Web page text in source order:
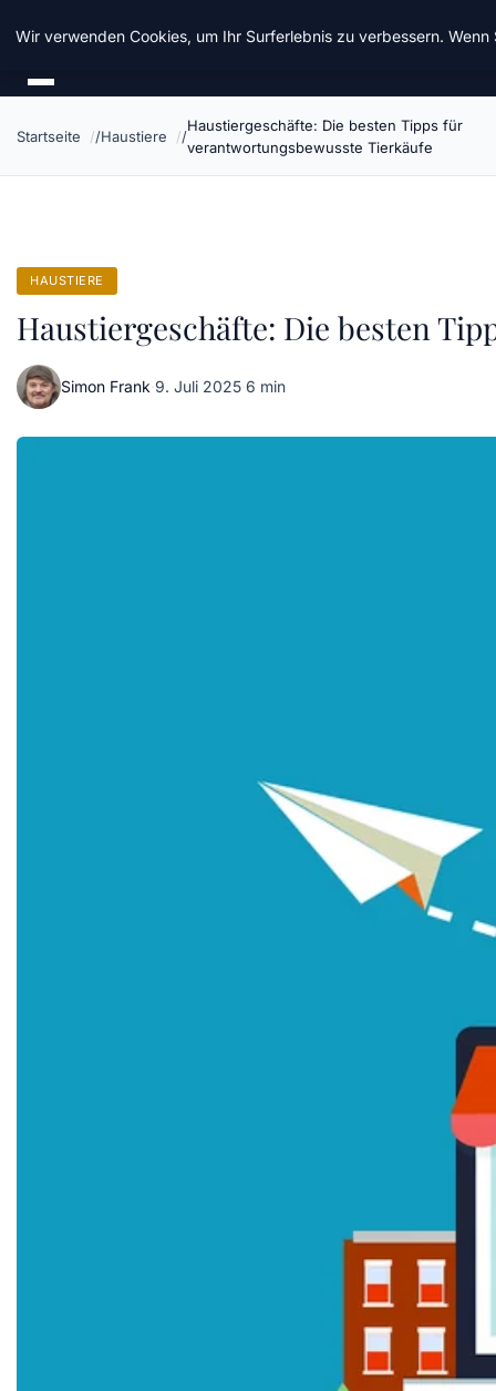
Chinavisum24
Startseite Haustiere
Haustiergeschäfte: Die besten Tipps für
verantwortungsbewusste Tierkäufe
HAUSTIERE
Haustiergeschäfte: Die besten
Simon Frank·9. Juli 2025·6 min
Wir verwenden Cookies, um Ihr Surferlebnis zu verbessern.